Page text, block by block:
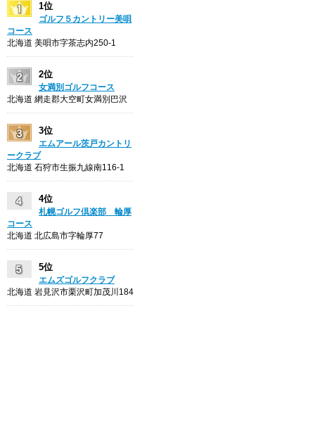
1位
ゴルフ５カントリー美唄
コース
北海道 美唄市字茶志内250-1
2位
女満別ゴルフコース
北海道 網走郡大空町女満別巴沢
3位
エムアール茨戸カントリ
ークラブ
北海道 石狩市生振九線南116-1
4位
札幌ゴルフ倶楽部 輪厚
コース
北海道 北広島市字輪厚77
5位
エムズゴルフクラブ
北海道 岩見沢市栗沢町加茂川184